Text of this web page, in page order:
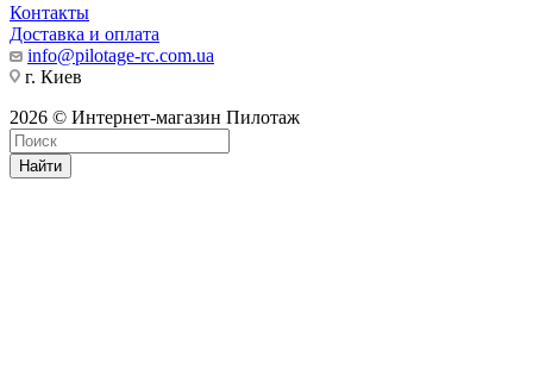
Контакты
Доставка и оплата
info@pilotage-rc.com.ua
г. Киев
2026 © Интернет-магазин Пилотаж
Найти